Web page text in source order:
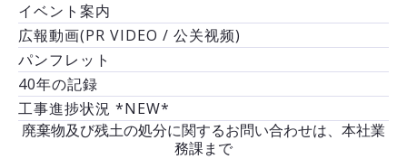
イベント案内
広報動画(PR VIDEO / 公关视频)
パンフレット
40年の記録
工事進捗状況 *NEW*
廃棄物及び残土の処分に関するお問い合わせは、本社業
務課まで